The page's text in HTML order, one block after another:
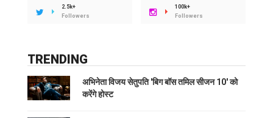
2.5k+
Followers
100k+
Followers
TRENDING
अभिनेता विजय सेतुपति 'बिग बॉस तमिल सीजन 10' को
करेंगे होस्ट